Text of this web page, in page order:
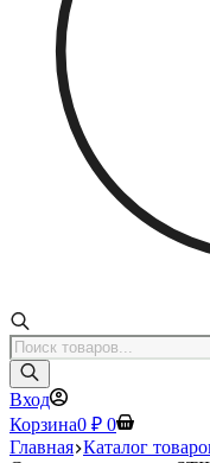
Поиск
товаров
Вход
Корзина0 ₽ 0
Главная Каталог